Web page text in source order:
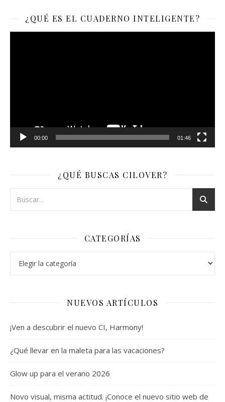
¿QUÉ ES EL CUADERNO INTELIGENTE?
00:00 01:46
¿QUÉ BUSCAS CILOVER?
CATEGORÍAS
NUEVOS ARTÍCULOS
¡Ven a descubrir el nuevo CI, Harmony!
¿Qué llevar en la maleta para las vacaciones?
Glow up para el verano 2026
Novo visual, misma actitud. ¡Conoce el nuevo sitio web de